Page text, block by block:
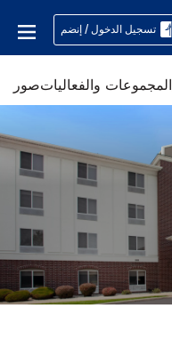
تسجيل الدخول / إنضم
المجموعات والفعالياتصور